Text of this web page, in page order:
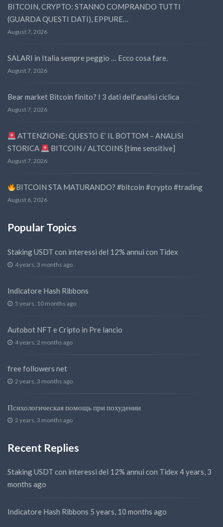
BITCOIN, CRYPTO: STANNO COMPRANDO TUTTI
(GUARDA QUESTI DATI), EPPURE…
August 7, 2026
SALARI in Italia sempre peggio … Ecco cosa fare.
August 7, 2026
Bear market Bitcoin finito? I 3 dati dell’analisi ciclica
August 7, 2026
ATTENZIONE: QUESTO E’ IL BOTTOM – ANALISI
STORICA
BITCOIN / ALTCOINS [time sensitive]
August 7, 2026
BITCOIN STA MATURANDO? #bitcoin #crypto #trading
August 6, 2026
Popular Topics
Staking USDT con interessi del 12% annui con Tidex
4 years, 3 months ago
Indicatore Hash Ribbons
5 years, 10 months ago
Autobot NFT e Cripto in Pre lancio
4 years, 2 months ago
free followers net
2 years, 3 months ago
Психологическая помощь при похудении
2 years, 3 months ago
Recent Replies
Staking USDT con interessi del 12% annui con Tidex 4 years, 3
months ago
Indicatore Hash Ribbons 5 years, 10 months ago